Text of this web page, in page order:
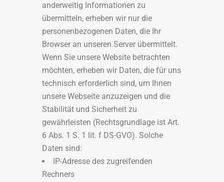
anderweitig Informationen zu
übermitteln, erheben wir nur die
personenbezogenen Daten, die Ihr
Browser an unseren Server übermittelt.
Wenn Sie unsere Website betrachten
möchten, erheben wir Daten, die für uns
technisch erforderlich sind, um Ihnen
unsere Webseite anzuzeigen und die
Stabilität und Sicherheit zu
gewährleisten (Rechtsgrundlage ist Art.
6 Abs. 1 S. 1 lit. f DS-GVO). Solche
Daten sind:
IP-Adresse des zugreifenden
Rechners